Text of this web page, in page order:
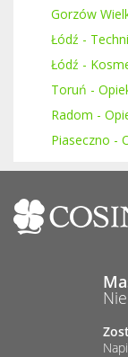
Gorzów
Łódź -
Łódź -
Toruń -
Radom -
Piaseczno -